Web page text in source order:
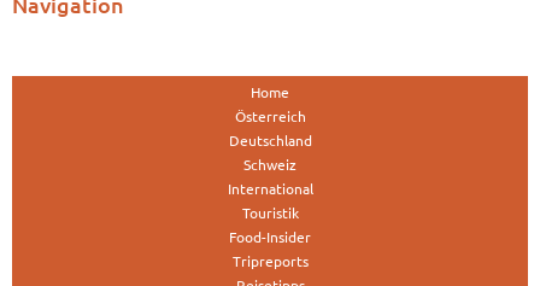
Home
Österreich
Deutschland
Schweiz
International
Touristik
Food-Insider
Tripreports